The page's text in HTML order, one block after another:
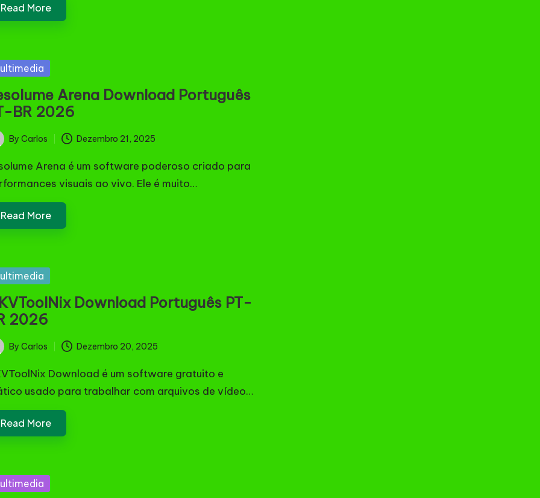
Read More
Arena Download Português
BR 2026
By Carlos Dezembro 21, 2025
Arena é um software poderoso criado para
visuais ao vivo. Ele é muito…
Read More
Download Português PT-
2026
By Carlos Dezembro 20, 2025
Download é um software gratuito e
usado para trabalhar com arquivos de vídeo…
Read More